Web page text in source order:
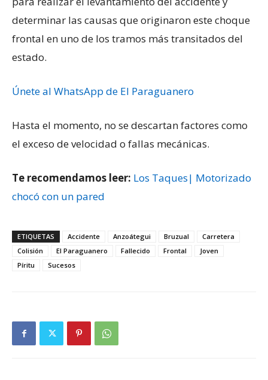
determinar las causas que originaron este choque
frontal en uno de los tramos más transitados del
estado.
Únete al WhatsApp de El Paraguanero
Hasta el momento, no se descartan factores como
el exceso de velocidad o fallas mecánicas.
Te recomendamos leer: Los Taques| Motorizado
chocó con un pared
ETIQUETAS Accidente Anzoátegui Bruzual
Carretera
Colisión
El Paraguanero Fallecido Frontal
Joven
Píritu
Sucesos